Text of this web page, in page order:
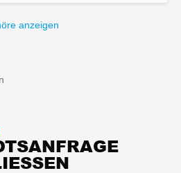
anzeigen